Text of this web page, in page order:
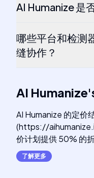
AI Humanize 是
哪些平台和检测
缝协作？
AI Humanize
AI Humanize 的定价
(https://
价计划提供 50% 的折
了解更多